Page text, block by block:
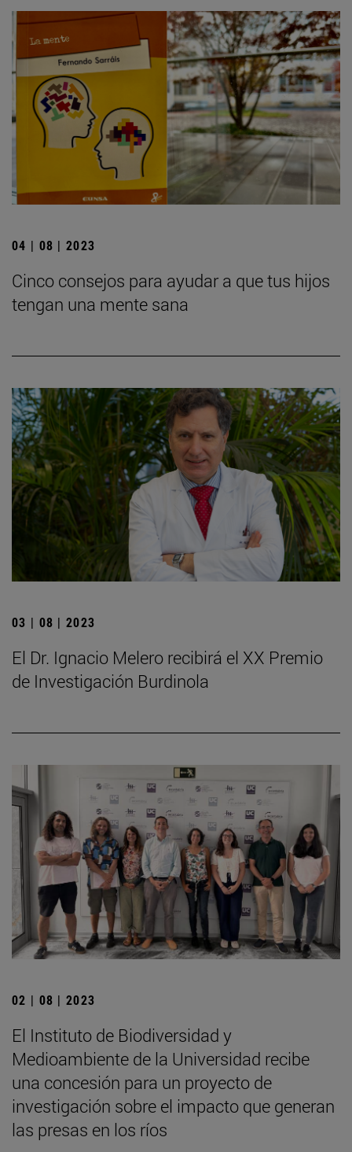
04 | 08 | 2023
Cinco consejos para ayudar a que tus hijos
tengan una mente sana
03 | 08 | 2023
El Dr. Ignacio Melero recibirá el XX Premio
de Investigación Burdinola
02 | 08 | 2023
El Instituto de Biodiversidad y
Medioambiente de la Universidad recibe
una concesión para un proyecto de
investigación sobre el impacto que generan
las presas en los ríos